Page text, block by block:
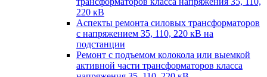
220 кВ
Аспекты ремонта силовых трансформаторов
с напряжением 35, 110, 220 кВ на
подстанции
Ремонт с подъемом колокола или выемкой
активной части трансформаторов класса